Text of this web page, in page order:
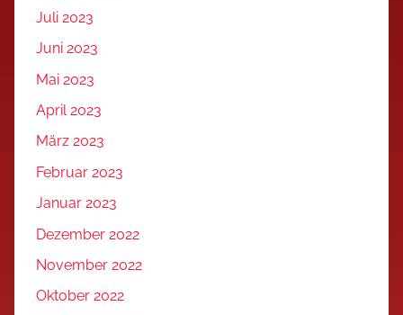
Juli 2023
Juni 2023
Mai 2023
April 2023
März 2023
Februar 2023
Januar 2023
Dezember 2022
November 2022
Oktober 2022